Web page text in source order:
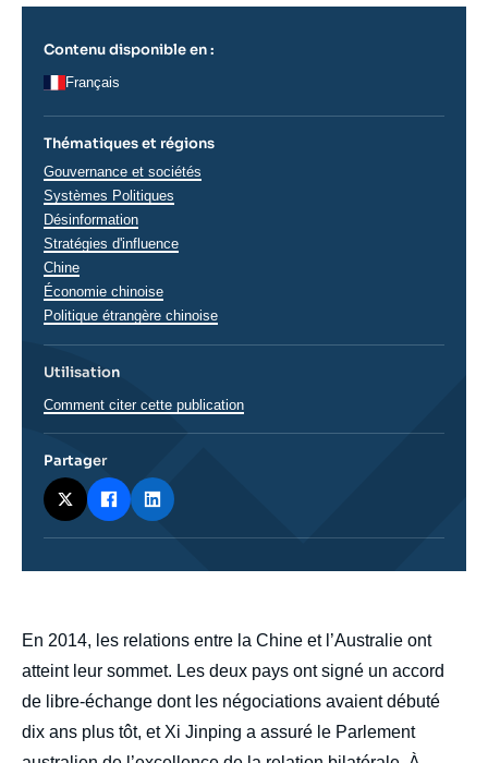
body
En 2014, les relations entre la Chine et l’Australie ont
atteint leur sommet. Les deux pays ont signé un accord
de libre-échange dont les négociations avaient débuté
dix ans plus tôt, et Xi Jinping a assuré le Parlement
Contenu disponible en :
Français
Thématiques et régions
Thématiques
analyses
Gouvernance et sociétés
Systèmes Politiques
Désinformation
Stratégies d'influence
Régions
Chine
Économie chinoise
Politique étrangère chinoise
Utilisation
Comment citer cette publication
Partager